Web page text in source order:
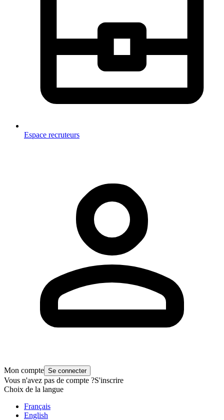
Espace recruteurs
Mon compte Se connecter
Vous n'avez pas de compte ?S'inscrire
Choix de la langue
Français
English